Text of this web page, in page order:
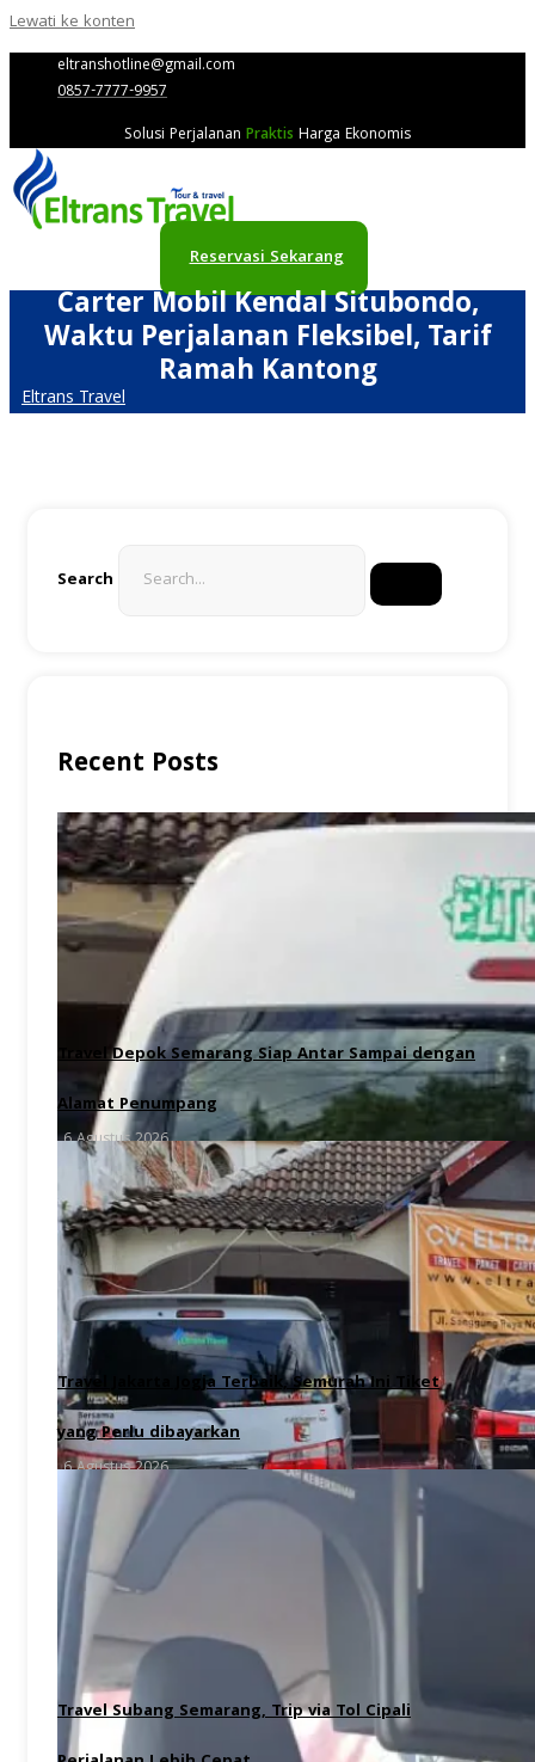
Lewati ke konten
eltranshotline@gmail.com
0857-7777-9957
Solusi Perjalanan Praktis Harga Ekonomis
Reservasi Sekarang
Carter Mobil Kendal Situbondo,
Waktu Perjalanan Fleksibel, Tarif
Ramah Kantong
Eltrans Travel
Search
Recent Posts
Travel Depok Semarang Siap Antar Sampai dengan
Alamat Penumpang
6 Agustus 2026
Travel Jakarta Jogja Terbaik, Semurah Ini Tiket
yang Perlu dibayarkan
6 Agustus 2026
Travel Subang Semarang, Trip via Tol Cipali